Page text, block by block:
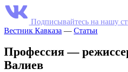
Подписывайтесь на нашу
Вестник Кавказа — Статьи
Профессия —
Валиев